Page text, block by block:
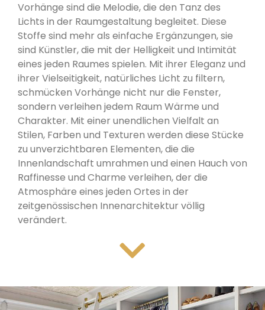
Vorhänge sind die Melodie, die den Tanz des
Lichts in der Raumgestaltung begleitet. Diese
Stoffe sind mehr als einfache Ergänzungen, sie
sind Künstler, die mit der Helligkeit und Intimität
eines jeden Raumes spielen. Mit ihrer Eleganz und
ihrer Vielseitigkeit, natürliches Licht zu filtern,
schmücken Vorhänge nicht nur die Fenster,
sondern verleihen jedem Raum Wärme und
Charakter. Mit einer unendlichen Vielfalt an
Stilen, Farben und Texturen werden diese Stücke
zu unverzichtbaren Elementen, die die
Innenlandschaft umrahmen und einen Hauch von
Raffinesse und Charme verleihen, der die
Atmosphäre eines jeden Ortes in der
zeitgenössischen Innenarchitektur völlig
verändert.